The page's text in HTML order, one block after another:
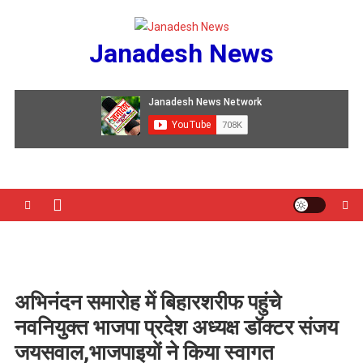
Janadesh News
अभिनंदन समारोह में बिहारशरीफ पहुंचे
नवनियुक्त भाजपा प्रदेश अध्यक्ष डॉक्टर संजय
जयसवाल,भाजपाइयों ने किया स्वागत